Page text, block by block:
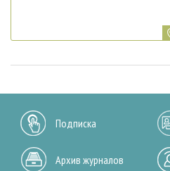
Подписка
Архив журналов